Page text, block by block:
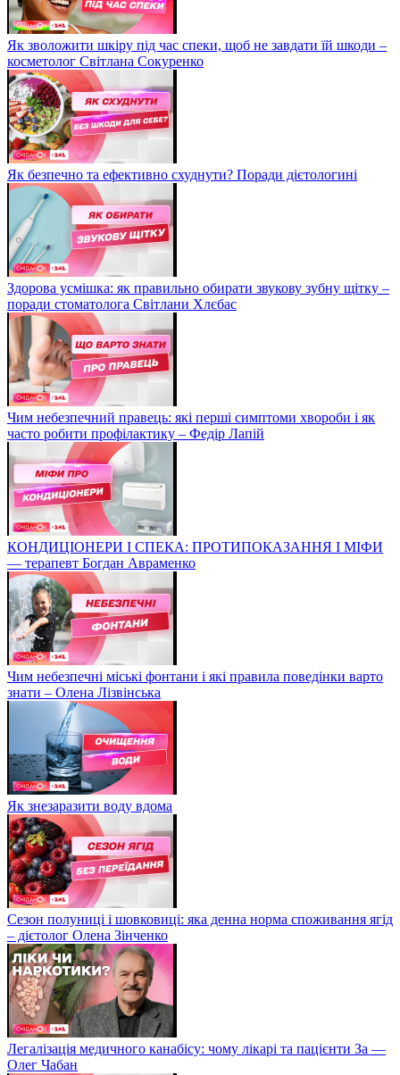
Як зволожити шкіру під час спеки, щоб не завдати їй шкоди –
косметолог Світлана Сокуренко
Як безпечно та ефективно схуднути? Поради дієтологині
Здорова усмішка: як правильно обирати звукову зубну щітку –
поради стоматолога Світлани Хлєбас
Чим небезпечний правець: які перші симптоми хвороби і як
часто робити профілактику – Федір Лапій
КОНДИЦІОНЕРИ І СПЕКА: ПРОТИПОКАЗАННЯ І МІФИ
— терапевт Богдан Авраменко
Чим небезпечні міські фонтани і які правила поведінки варто
знати – Олена Лізвінська
Як знезаразити воду вдома
Сезон полуниці і шовковиці: яка денна норма споживання ягід
– дієтолог Олена Зінченко
Легалізація медичного канабісу: чому лікарі та пацієнти За —
Олег Чабан